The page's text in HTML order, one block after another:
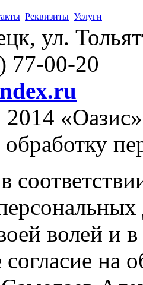
Реквизиты Услуги
ул.
77-00-20
«Оазис»
обработку
волей и
согласие на